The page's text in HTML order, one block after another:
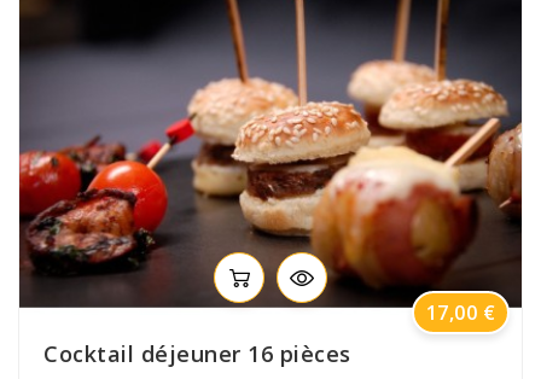
Cocktail déjeuner 16 pièces
Prix
17,00 €